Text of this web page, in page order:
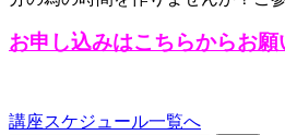
お申し込みはこちらからお
講座スケジュール一覧へ